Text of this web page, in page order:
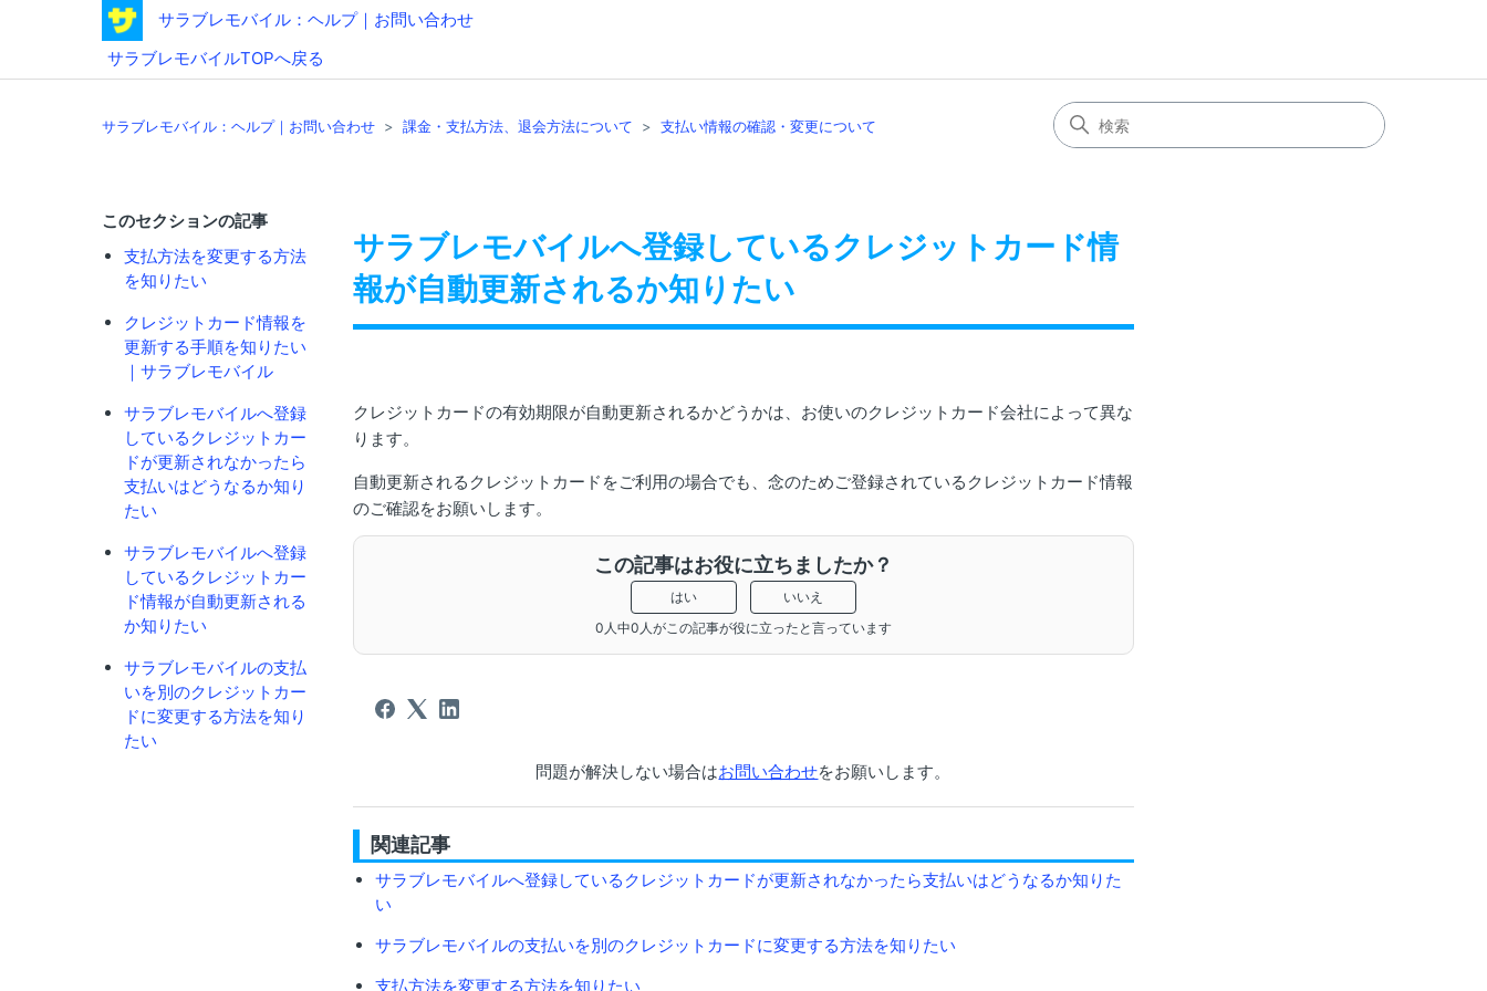
サラブレモバイル：ヘルプ｜お問い合わせ
サラブレモバイルTOPへ戻る
サラブレモバイル：ヘルプ｜お問い合わせ 課金・支払方法、退会方法について 支払い情報の確認・変更について
このセクションの記事
支払方法を変更する方法
を知りたい
クレジットカード情報を
更新する手順を知りたい
｜サラブレモバイル
サラブレモバイルへ登録
しているクレジットカー
ドが更新されなかったら
支払いはどうなるか知り
たい
サラブレモバイルへ登録
しているクレジットカー
ド情報が自動更新される
か知りたい
サラブレモバイルの支払
いを別のクレジットカー
ドに変更する方法を知り
たい
サラブレモバイルへ登録しているクレジットカード情
報が自動更新されるか知りたい
クレジットカードの有効期限が自動更新されるかどうかは、お使いのクレジットカード会社によって異な
ります。
自動更新されるクレジットカードをご利用の場合でも、念のためご登録されているクレジットカード情報
のご確認をお願いします。
この記事はお役に立ちましたか？
はい
いいえ
0人中0人がこの記事が役に立ったと言っています
問題が解決しない場合はお問い合わせをお願いします。
関連記事
サラブレモバイルへ登録しているクレジットカードが更新されなかったら支払いはどうなるか知りた
い
サラブレモバイルの支払いを別のクレジットカードに変更する方法を知りたい
支払方法を変更する方法を知りたい